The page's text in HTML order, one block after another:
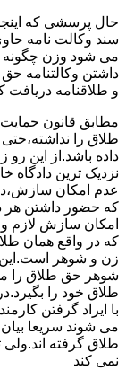
حال پرسشی که
سند وکالت نامه
می شود وزن چگونه
داشتن وکالتنامه
و طلاقنامه دریافت
مطابق قانون
طلاق را نداشته،حتی
داده باشد.از این
نزدیک ترین دادگاه
عدم امکان
که حضور داشتن هر
امکان سازش لازم
که در واقع همان
زن و شوهر است.این
شوهر حق طلاق را
طلاق خود را
با ایراد گرفتن
می شوند سریعا
طلاق گرفته
نمی کند